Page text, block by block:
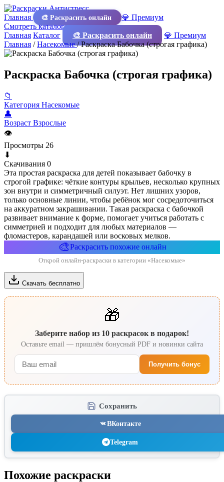
Главная 🎨 Раскрасить онлайн
💎 Премиум
Смотреть каталог
Главная Каталог 🎨 Раскрасить онлайн
💎 Премиум
Главная /Насекомые/Раскраска Бабочка (строгая графика)
Раскраска Бабочка (строгая графика)
📁
Категория Насекомые
👤
Возраст Взрослые
👁
Просмотры 26
⬇
Скачивания 0
Эта простая раскраска для детей показывает бабочку в
строгой графике: чёткие контуры крыльев, несколько крупных
зон внутри и симметричный силуэт. Нет лишних узоров,
только основные линии, чтобы ребёнок мог сосредоточиться
на аккуратном закрашивании. Такая раскраска с бабочкой
развивает внимание к форме, помогает учиться работать с
симметрией и подходит для любых материалов —
фломастеров, карандашей или восковых мелков.
🎨Раскрасить похожие онлайн
Открой онлайн-раскраски в категории «Насекомые»
Скачать бесплатно
🎁
Заберите набор из 10 раскрасок в подарок!
Оставьте email — пришлём бонусный PDF и новинки сайта
Получить бонус
Сохранить
ВКонтакте
Telegram
Похожие раскраски